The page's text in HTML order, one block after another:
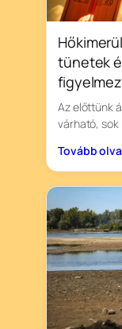
tünetek
Az előttünk
várható, sok
Tovább